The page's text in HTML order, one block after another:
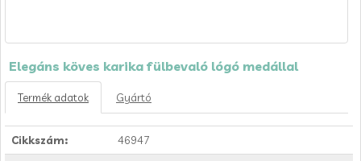
Elegáns köves karika fülbevaló lógó medállal
Termék adatok Gyártó
Cikkszám: 46947